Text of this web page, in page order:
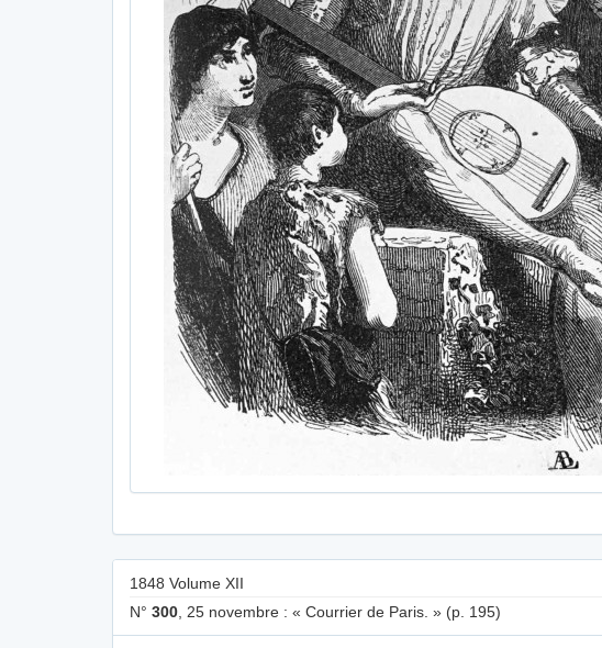
1848 Volume XII
N° 300 , 25 novembre : « Courrier de Paris. » (p. 195)